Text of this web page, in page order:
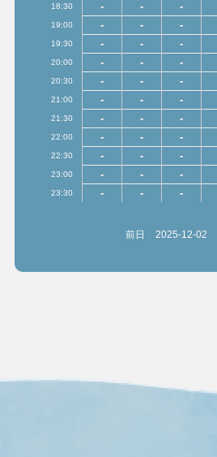
18:30 - - -
19:00 - - -
19:30 - - -
20:00 - - -
20:30 - - -
21:00 - - -
21:30 - - -
22:00 - - -
22:30 - - -
23:00 - - -
23:30 - - -
前日 2025-12-02